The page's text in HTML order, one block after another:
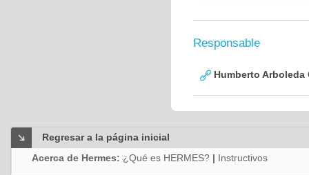
Responsable
Humberto Arboleda
Regresar a la página inicial
Acerca de Hermes: ¿Qué es HERMES? | Instructivos